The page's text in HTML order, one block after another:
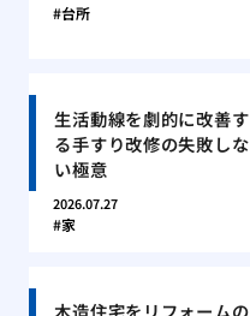
台所
生活動線を劇的に改善す
る手すり改修の失敗しな
い極意
2026.07.27
家
木造住宅をリフォームの